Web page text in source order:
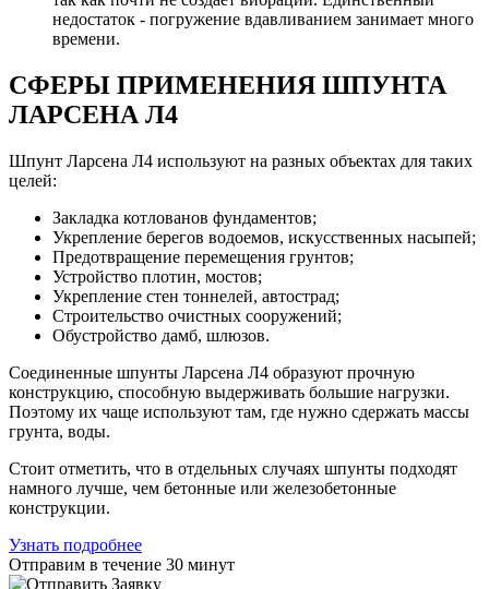
недостаток - погружение вдавливанием занимает много
времени.
СФЕРЫ ПРИМЕНЕНИЯ ШПУНТА
ЛАРСЕНА Л4
Шпунт Ларсена Л4 используют на разных объектах для таких
целей:
Закладка котлованов фундаментов;
Укрепление берегов водоемов, искусственных насыпей;
Предотвращение перемещения грунтов;
Устройство плотин, мостов;
Укрепление стен тоннелей, автострад;
Строительство очистных сооружений;
Обустройство дамб, шлюзов.
Соединенные шпунты Ларсена Л4 образуют прочную
конструкцию, способную выдерживать большие нагрузки.
Поэтому их чаще используют там, где нужно сдержать массы
грунта, воды.
Стоит отметить, что в отдельных случаях шпунты подходят
намного лучше, чем бетонные или железобетонные
конструкции.
Узнать подробнее
Отправим в течение 30 минут